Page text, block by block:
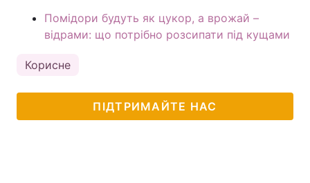
Помідори будуть як цукор, а врожай –
відрами: що потрібно розсипати під кущами
Корисне
ПІДТРИМАЙТЕ НАС